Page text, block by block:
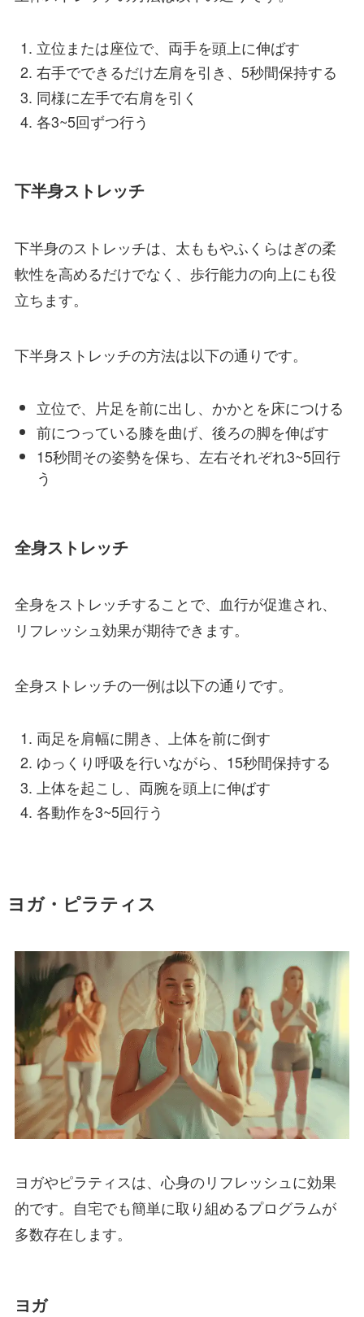
立位または座位で、両手を頭上に伸ばす
右手でできるだけ左肩を引き、5秒間保持する
同様に左手で右肩を引く
各3~5回ずつ行う
下半身ストレッチ
下半身のストレッチは、太ももやふくらはぎの柔
軟性を高めるだけでなく、歩行能力の向上にも役
立ちます。
下半身ストレッチの方法は以下の通りです。
立位で、片足を前に出し、かかとを床につける
前につっている膝を曲げ、後ろの脚を伸ばす
15秒間その姿勢を保ち、左右それぞれ3~5回行
う
全身ストレッチ
全身をストレッチすることで、血行が促進され、
リフレッシュ効果が期待できます。
全身ストレッチの一例は以下の通りです。
両足を肩幅に開き、上体を前に倒す
ゆっくり呼吸を行いながら、15秒間保持する
上体を起こし、両腕を頭上に伸ばす
各動作を3~5回行う
ヨガ・ピラティス
ヨガやピラティスは、心身のリフレッシュに効果
的です。自宅でも簡単に取り組めるプログラムが
多数存在します。
ヨガ